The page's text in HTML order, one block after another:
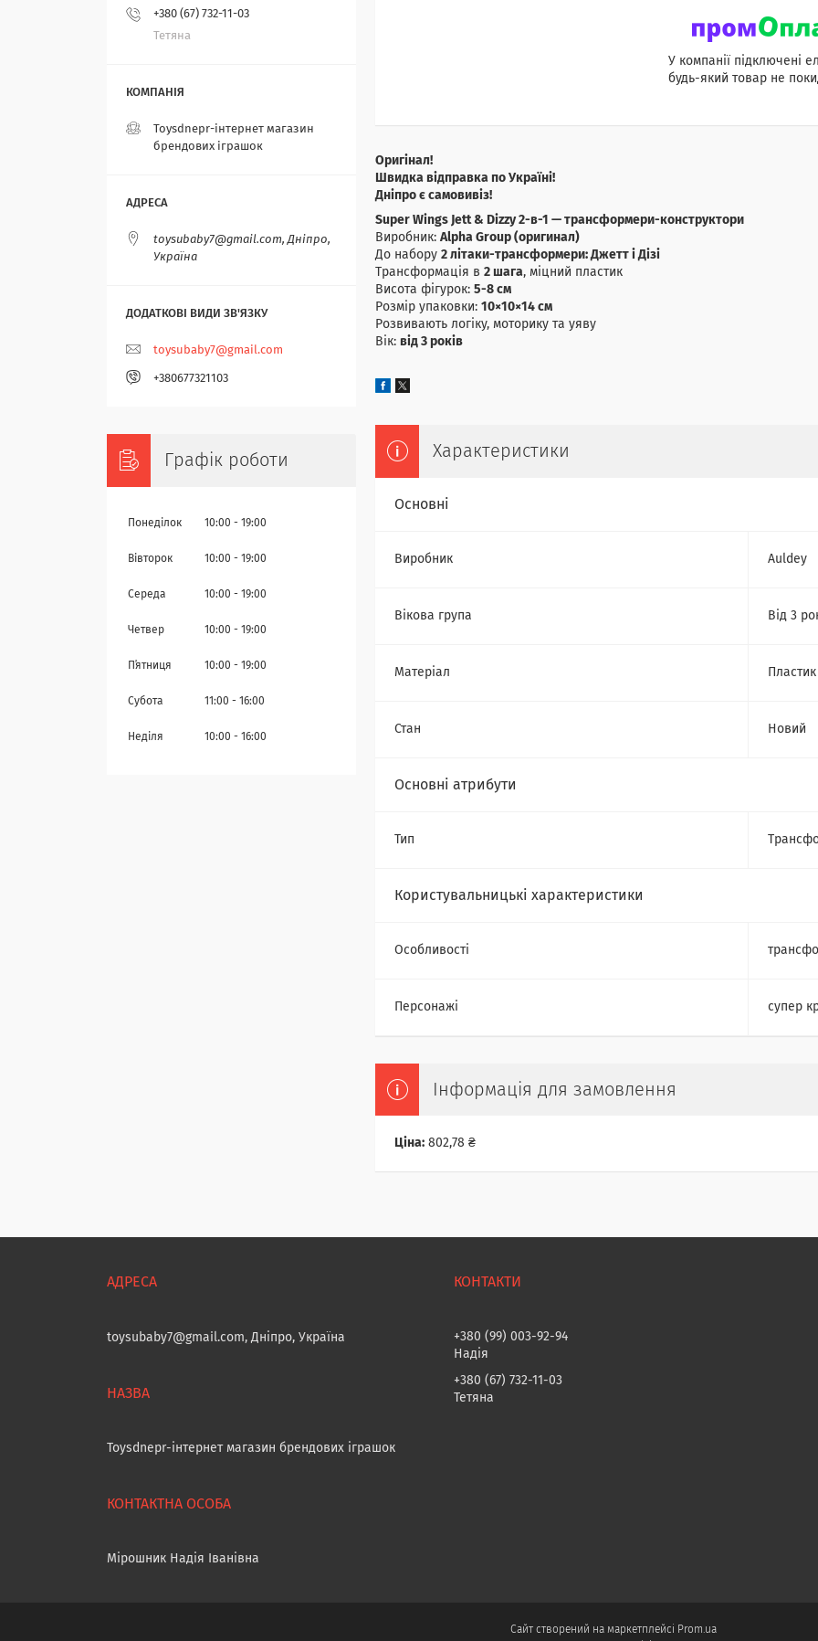
У компанії підключені
будь-який товар не
Оригінал!
Швидка відправка по Україні!
Дніпро є самовивіз!
Super Wings Jett & Dizzy 2-в-1 — трансформери-конструктори
Виробник: Alpha Group (оригинал)
До набору 2 літаки-трансформери: Джетт і Дізі
Трансформація в 2 шага, міцний пластик
Висота фігурок: 5-8 см
Розмір упаковки: 10×10×14 см
Розвивають логіку, моторику та уяву
Вік: від 3 років
Характеристики
Основні
Виробник Auldey
Вікова група Від 3
Матеріал Пластик
Стан Новий
Основні атрибути
Тип
Користувальницькі характеристики
Особливості
Персонажі супер
Інформація для замовлення
Ціна: 802,78 ₴
+380 (67) 732-11-03
Тетяна
Toysdnepr-інтернет магазин
брендових іграшок
toysubaby7@gmail.com, Дніпро,
Україна
toysubaby7@gmail.com
+380677321103
Графік роботи
Понеділок 10:00 19:00
Вівторок 10:00 19:00
Середа 10:00 19:00
Четвер 10:00 19:00
Пʼятниця 10:00 19:00
Субота 11:00 16:00
Неділя 10:00 16:00
toysubaby7@gmail.com, Дніпро, Україна
Toysdnepr-інтернет магазин брендових іграшок
Мірошник Надія Іванівна
+380 (99) 003-92-94
Надія
+380 (67) 732-11-03
Тетяна
Сайт створений на маркетплейсі Prom.ua